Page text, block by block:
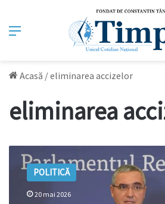
Meniu
Acasă /eliminarea accizelor
eliminarea
Renato
Usatîi:
Reducerea
taxelor
POLITICĂ
20 mai 2026